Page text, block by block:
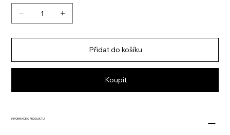
Přidat do košíku
Koupit
INFORMACE O PRODUKTU